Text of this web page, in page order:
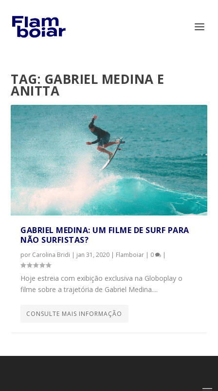
TAG: GABRIEL MEDINA E
ANITTA
GABRIEL MEDINA: UM FILME DE SURF PARA
NÃO SURFISTAS?
por Carolina Bridi | jan 31, 2020 | Flamboiar | 0 |
Hoje estreia com exibição exclusiva na Globoplay o
filme sobre a trajetória de Gabriel Medina....
CONSULTE MAIS INFORMAÇÃO